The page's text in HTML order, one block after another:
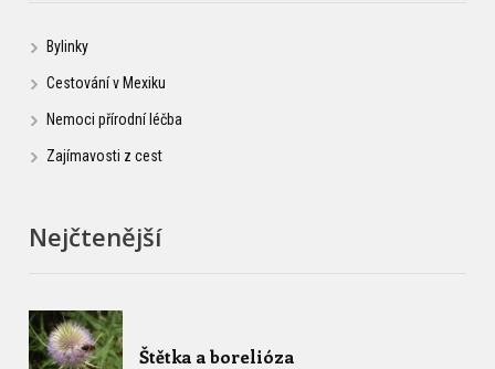
Bylinky
Cestování v Mexiku
Nemoci přírodní léčba
Zajímavosti z cest
Nejčtenější
Štětka a borelióza